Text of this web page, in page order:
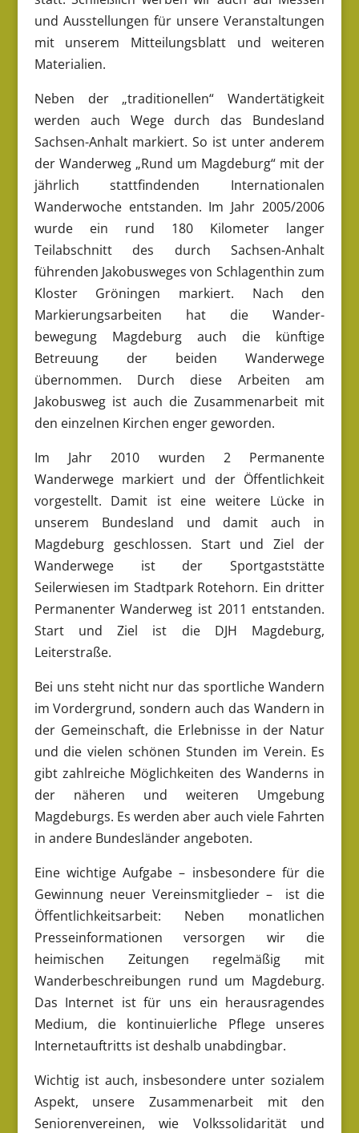
und Ausstellungen für unsere Veranstaltungen
mit unserem Mitteilungsblatt und weiteren
Materialien.
Neben der „traditionellen“ Wandertätigkeit
werden auch Wege durch das Bundesland
Sachsen-Anhalt markiert. So ist unter anderem
der Wanderweg „Rund um Magdeburg“ mit der
jährlich stattfindenden Internationalen
Wanderwoche entstanden. Im Jahr 2005/2006
wurde ein rund 180 Kilometer langer
Teilabschnitt des durch Sachsen-Anhalt
führenden Jakobusweges von Schlagenthin zum
Kloster Gröningen markiert. Nach den
Markierungsarbeiten hat die Wander-
bewegung Magdeburg auch die künftige
Betreuung der beiden Wanderwege
übernommen. Durch diese Arbeiten am
Jakobusweg ist auch die Zusammenarbeit mit
den einzelnen Kirchen enger geworden.
Im Jahr 2010 wurden 2 Permanente
Wanderwege markiert und der Öffentlichkeit
vorgestellt. Damit ist eine weitere Lücke in
unserem Bundesland und damit auch in
Magdeburg geschlossen. Start und Ziel der
Wanderwege ist der Sportgaststätte
Seilerwiesen im Stadtpark Rotehorn. Ein dritter
Permanenter Wanderweg ist 2011 entstanden.
Start und Ziel ist die DJH Magdeburg,
Leiterstraße.
Bei uns steht nicht nur das sportliche Wandern
im Vordergrund, sondern auch das Wandern in
der Gemeinschaft, die Erlebnisse in der Natur
und die vielen schönen Stunden im Verein. Es
gibt zahlreiche Möglichkeiten des Wanderns in
der näheren und weiteren Umgebung
Magdeburgs. Es werden aber auch viele Fahrten
in andere Bundesländer angeboten.
Eine wichtige Aufgabe – insbesondere für die
Gewinnung neuer Vereinsmitglieder – ist die
Öffentlichkeitsarbeit: Neben monatlichen
Presseinformationen versorgen wir die
heimischen Zeitungen regelmäßig mit
Wanderbeschreibungen rund um Magdeburg.
Das Internet ist für uns ein herausragendes
Medium, die kontinuierliche Pflege unseres
Internetauftritts ist deshalb unabdingbar.
Wichtig ist auch, insbesondere unter sozialem
Aspekt, unsere Zusammenarbeit mit den
Seniorenvereinen, wie Volkssolidarität und